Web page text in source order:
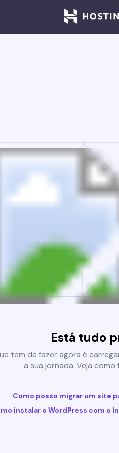
Está tudo
tem de fazer agora é
a sua jornada. Veja
Como posso migrar um site
instalar o WordPress com o